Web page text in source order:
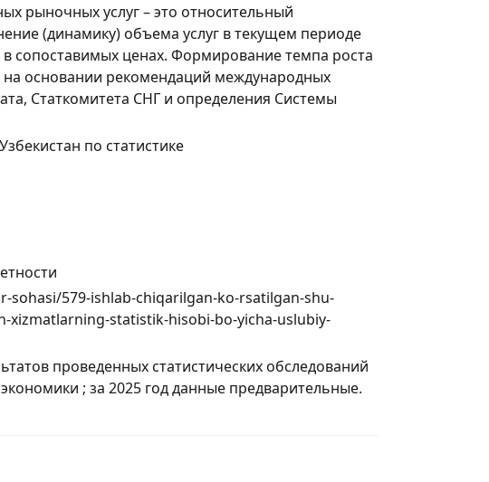
рыночных услуг – это относительный
(динамику) объема услуг в текущем периоде
сопоставимых ценах. Формирование темпа роста
основании рекомендаций международных
Статкомитета СНГ и определения Системы
по статистике
579-ishlab-chiqarilgan-ko-rsatilgan-shu-
xizmatlarning-statistik-hisobi-bo-yicha-uslubiy-
проведенных статистических обследований
; за 2025 год данные предварительные.